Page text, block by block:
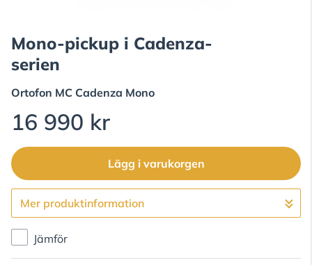
Mono-pickup i Cadenza-
serien
Ortofon MC Cadenza Mono
16 990 kr
Lägg i varukorgen
Gå till kassan
Mer produktinformation
Jämför